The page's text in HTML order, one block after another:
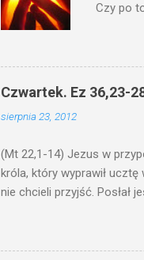
Czy po
niechaj
ma. W
by je
Czwartek. Ez 36,23-
sierpnia 23, 2012
(Mt 22,1-14) Jezus w
króla, który wyprawił ucztę
nie chcieli przyjść. Posłał
swoje pole, drugi do
gniewem. Posłał swe